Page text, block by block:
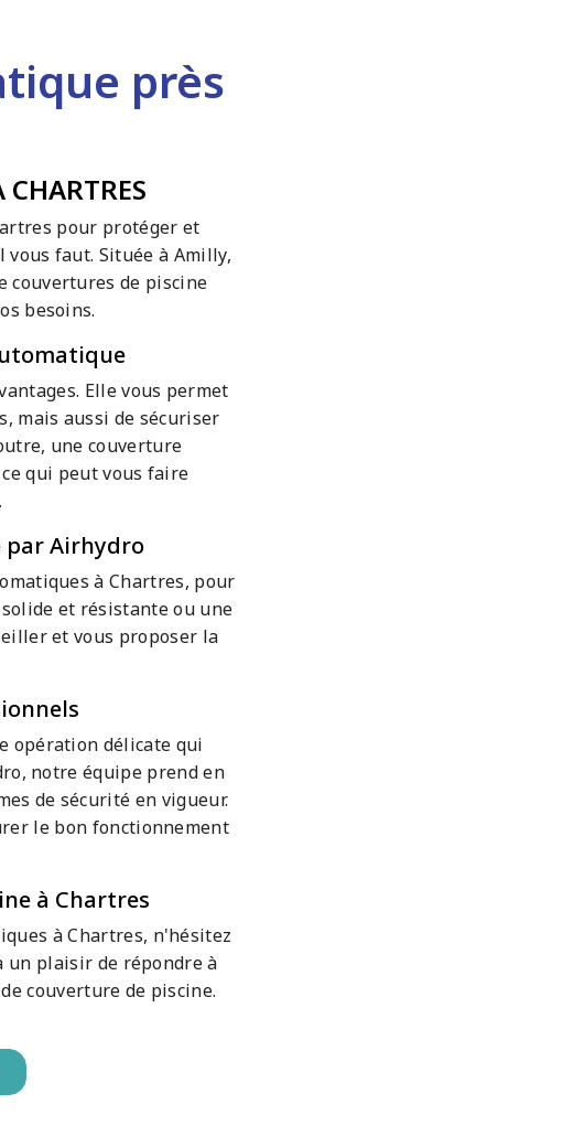
près
pour protéger et
faut. Située à Amilly,
couvertures de piscine
besoins.
Elle vous permet
mais aussi de sécuriser
une couverture
qui peut vous faire
par Airhydro
à Chartres, pour
et résistante ou une
et vous proposer la
opération délicate qui
notre équipe prend en
de sécurité en vigueur.
le bon fonctionnement
à Chartres
à Chartres, n'hésitez
un plaisir de répondre à
couverture de piscine.